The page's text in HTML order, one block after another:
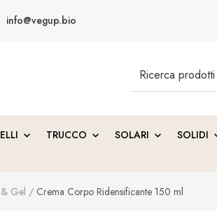
info@vegup.bio
Search
for:
TRUCCO SOLARI SOLIDI
Gel / Crema Corpo Ridensificante 150 ml